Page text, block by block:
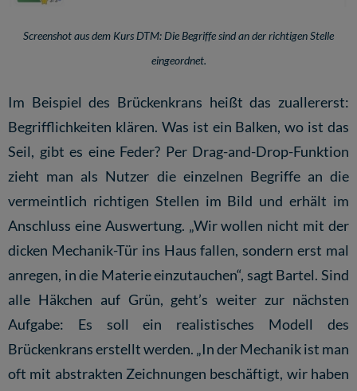
Screenshot aus dem Kurs DTM: Die Begriffe sind an der richtigen Stelle
eingeordnet.
Im Beispiel des Brückenkrans heißt das zuallererst:
Begrifflichkeiten klären. Was ist ein Balken, wo ist das
Seil, gibt es eine Feder? Per Drag-and-Drop-Funktion
zieht man als Nutzer die einzelnen Begriffe an die
vermeintlich richtigen Stellen im Bild und erhält im
Anschluss eine Auswertung. „Wir wollen nicht mit der
dicken Mechanik-Tür ins Haus fallen, sondern erst mal
anregen, in die Materie einzutauchen“, sagt Bartel. Sind
alle Häkchen auf Grün, geht’s weiter zur nächsten
Aufgabe: Es soll ein realistisches Modell des
Brückenkrans erstellt werden. „In der Mechanik ist man
oft mit abstrakten Zeichnungen beschäftigt, wir haben